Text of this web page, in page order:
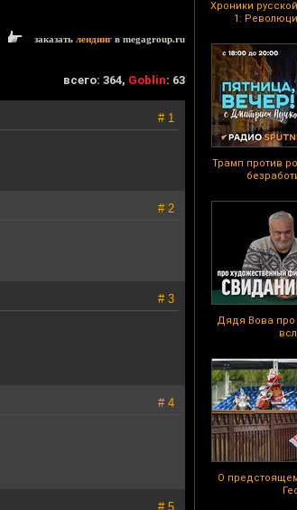
Хроники
1:
Трамп против
Дядя Вова
О
заказать лендинг в megagroup.ru
всего: 364, Goblin: 63
# 1
# 2
# 3
# 4
# 5